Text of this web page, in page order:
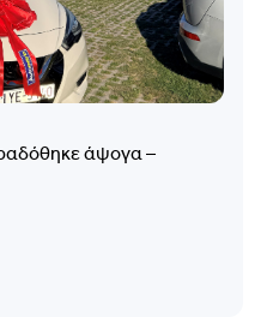
άψογα –